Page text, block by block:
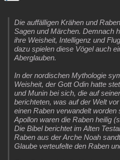
Die auffälligen Krähen und
Sagen und Märchen. Demnach
ihre Weisheit, Intelligenz und
dazu spielen diese Vögel auch
Aberglauben.
In der nordischen Mythologie
Weisheit, der Gott Odin hatte
und Munin bei sich, die auf
berichteten, was auf der Welt
einen Raben verwandelt
Apollon waren die Raben heilig
Die Bibel berichtet im Alten
Raben aus der Arche Noah
Glaube verteufelte den Raben